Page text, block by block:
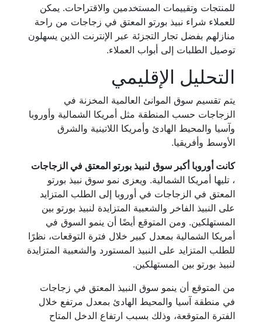
للمنتجات وتقييمات المستخدمين والاقتراحات. يمكن
للعملاء شراء نبيذ بورتو المعتق في زجاجات من راحة
منازلهم بفضل تجار التجزئة عبر الإنترنت الذين يسهلون
توصيل الطلبات إلى أبواب العملاء.
التحليل الإقليمي
يتم تقسيم سوق الموانئ العالمية المخزنة في
الزجاجات حسب المنطقة مثل أمريكا الشمالية وأوروبا
وآسيا والمحيط الهادئ وأمريكا اللاتينية والشرق
الأوسط وأفريقيا.
كانت أوروبا أكبر سوق لنبيذ بورتو المعتق في الزجاجات
، تليها أمريكا الشمالية. ويعزى نمو سوق نبيذ بورتو
المعتق في الزجاجات في أوروبا إلى الطلب المتزايد
على النبيذ الفاخر والشعبية المتزايدة لنبيذ بورتو بين
المستهلكين. ومن المتوقع أيضًا أن ينمو السوق في
أمريكا الشمالية بمعدل كبير خلال فترة التوقعات، نظرًا
للطلب المتزايد على النبيذ المستورد والشعبية المتزايدة
لنبيذ بورتو بين المستهلكين.
من المتوقع أن ينمو سوق النبيذ المعتق في زجاجات
في منطقة آسيا والمحيط الهادئ بمعدل مرتفع خلال
الفترة المتوقعة، وذلك بسبب ارتفاع الدخل المتاح